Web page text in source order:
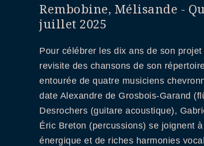
Rembobine, Mélisande -
juillet 2025
Pour célébrer les dix ans de son
revisite des chansons de son
entourée de quatre musiciens
date Alexandre de Grosbois-Garand
Desrochers (guitare acoustique),
Éric Breton (percussions) se joignent
énergique et de riches harmonies